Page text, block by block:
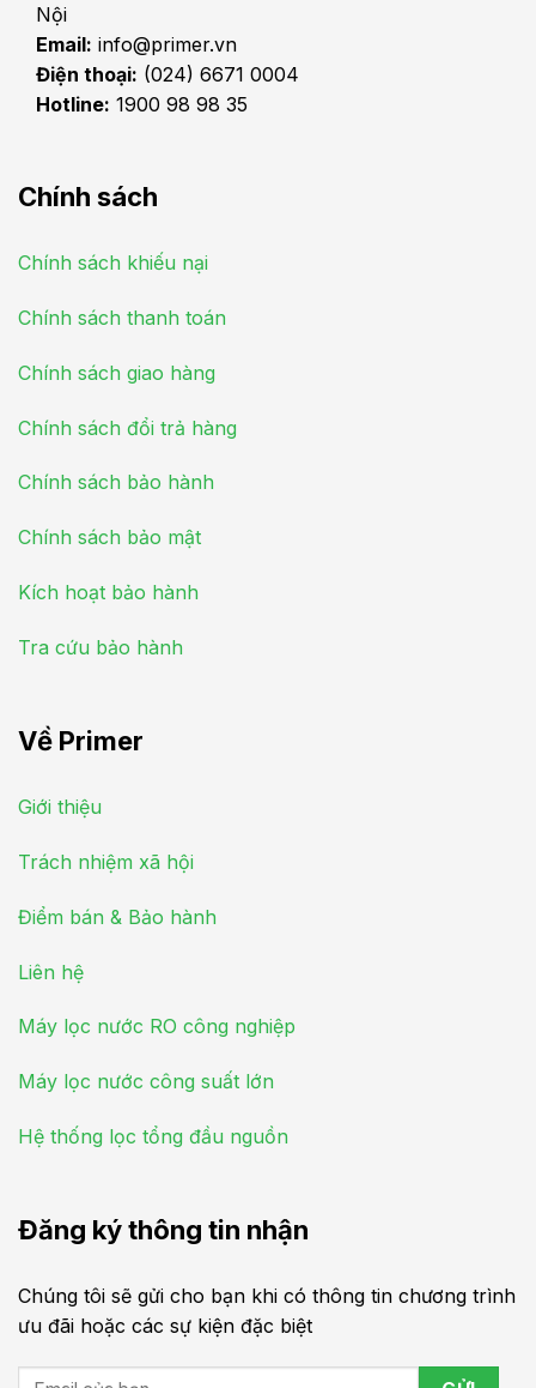
Nội
Email: info@primer.vn
Điện thoại: (024) 6671 0004
Hotline: 1900 98 98 35
Chính sách
Chính sách khiếu nại
Chính sách thanh toán
Chính sách giao hàng
Chính sách đổi trả hàng
Chính sách bảo hành
Chính sách bảo mật
Kích hoạt bảo hành
Tra cứu bảo hành
Về Primer
Giới thiệu
Trách nhiệm xã hội
Điểm bán & Bảo hành
Liên hệ
Máy lọc nước RO công nghiệp
Máy lọc nước công suất lớn
Hệ thống lọc tổng đầu nguồn
Đăng ký thông tin nhận
Chúng tôi sẽ gửi cho bạn khi có thông tin chương trình
ưu đãi hoặc các sự kiện đặc biệt